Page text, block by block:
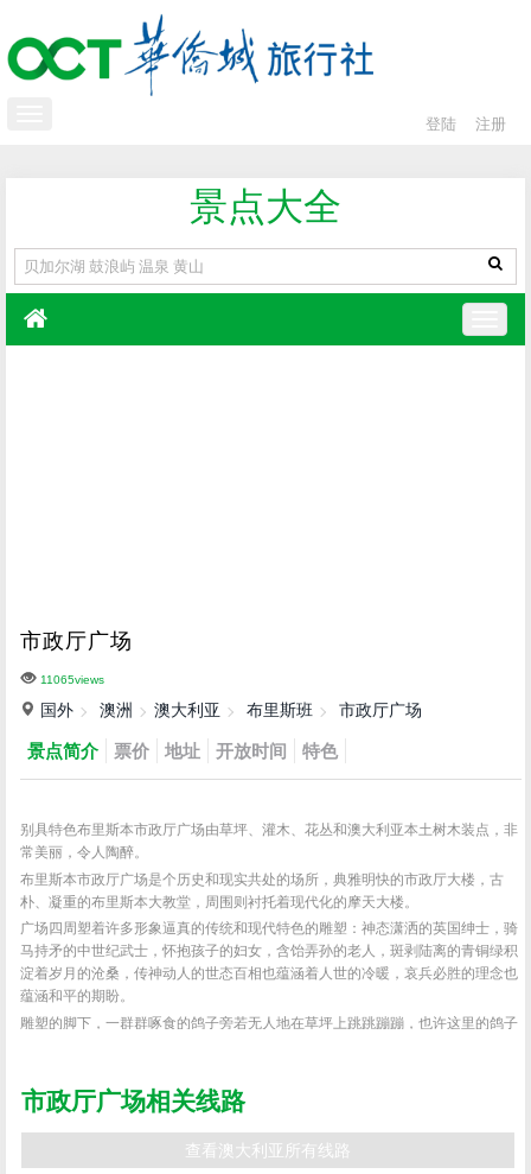
登陆 注册
景点大全
市政厅广场
11065views
国外 澳洲 澳大利亚 布里斯班 市政厅广场
景点简介 票价 地址 开放时间 特色
别具特色布里斯本市政厅广场由草坪、灌木、花丛和澳大利亚本土树木装点，非
常美丽，令人陶醉。
布里斯本市政厅广场是个历史和现实共处的场所，典雅明快的市政厅大楼，古
朴、凝重的布里斯本大教堂，周围则衬托着现代化的摩天大楼。
广场四周塑着许多形象逼真的传统和现代特色的雕塑：神态潇洒的英国绅士，骑
马持矛的中世纪武士，怀抱孩子的妇女，含饴弄孙的老人，斑剥陆离的青铜绿积
淀着岁月的沧桑，传神动人的世态百相也蕴涵着人世的冷暖，哀兵必胜的理念也
蕴涵和平的期盼。
雕塑的脚下，一群群啄食的鸽子旁若无人地在草坪上跳跳蹦蹦，也许这里的鸽子
的天真无邪。
广场的草坪上，还有黑颈长嘴鹤在悠闲地觅食，游人在散步、照相、休憩，人和
动物共享着这片蓝天草地，还真有诗情画意。同时，市政厅广场也是举办戏剧演
出、音乐会和各种庆典活动的场所。
市政厅广场相关线路
查看澳大利亚所有线路